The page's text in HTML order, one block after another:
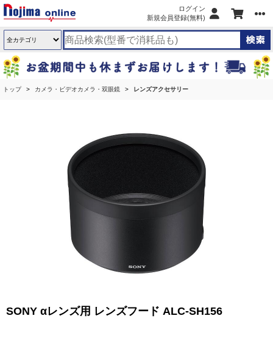
ログイン
新規会員登録(無料)
トップ カメラ・ビデオカメラ・双眼鏡 レンズアクセサリー
SONY αレンズ用 レンズフード ALC-SH156